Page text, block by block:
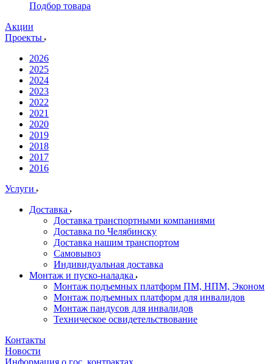
Подбор товара
Акции
Проекты
2026
2025
2024
2023
2022
2021
2020
2019
2018
2017
2016
Услуги
Доставка
Доставка транспортными компаниями
Доставка по Челябинску
Доставка нашим транспортом
Самовывоз
Индивидуальная доставка
Монтаж и пуско-наладка
Монтаж подъемных платформ ПМ, НПМ, Эконом
Монтаж подъемных платформ для инвалидов
Монтаж пандусов для инвалидов
Техническое освидетельствование
Контакты
Новости
Информация о гос. контрактах